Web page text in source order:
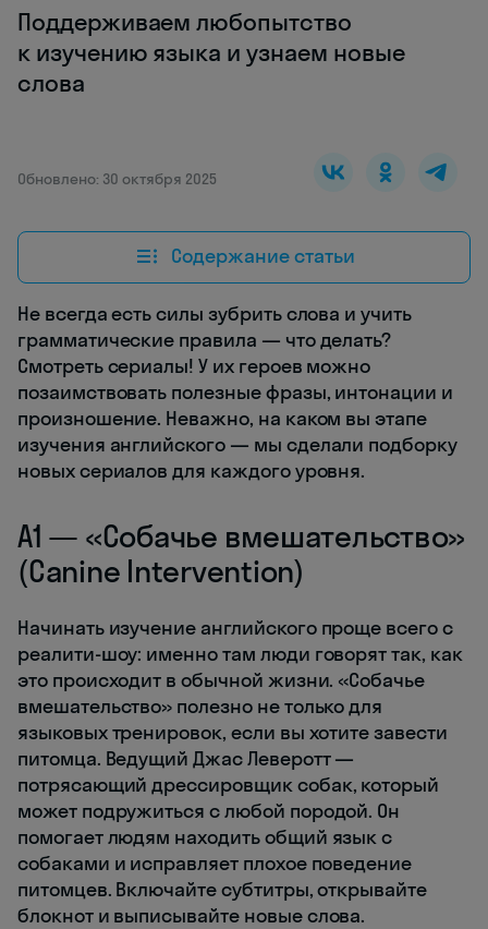
Поддерживаем любопытство
к изучению языка и узнаем новые
слова
Обновлено: 30 октября 2025
Содержание статьи
Не всегда есть силы зубрить слова и учить
грамматические правила — что делать?
Смотреть сериалы! У их героев можно
позаимствовать полезные фразы, интонации и
произношение. Неважно, на каком вы этапе
изучения английского — мы сделали подборку
новых сериалов для каждого уровня.
A1 — «Собачье вмешательство»
(Canine Intervention)
Начинать изучение английского проще всего с
реалити-шоу: именно там люди говорят так, как
это происходит в обычной жизни. «Собачье
вмешательство» полезно не только для
языковых тренировок, если вы хотите завести
питомца. Ведущий Джас Леверотт —
потрясающий дрессировщик собак, который
может подружиться с любой породой. Он
помогает людям находить общий язык с
собаками и исправляет плохое поведение
питомцев. Включайте субтитры, открывайте
блокнот и выписывайте новые слова.